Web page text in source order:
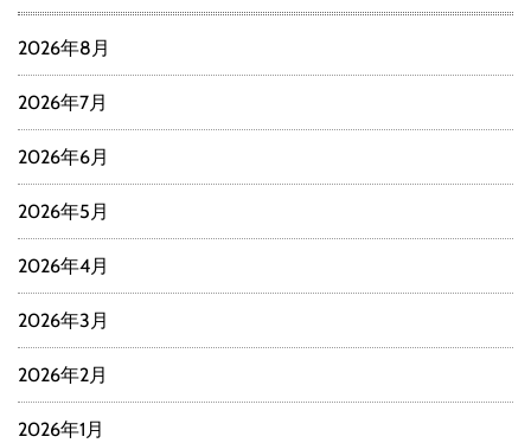
2026年8月
2026年7月
2026年6月
2026年5月
2026年4月
2026年3月
2026年2月
2026年1月